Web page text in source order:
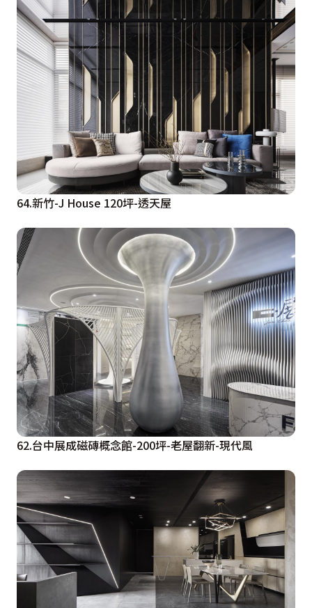
64.新竹-J House 120坪-透天屋
62.台中展成磁磚概念館-200坪-老屋翻新-現代風